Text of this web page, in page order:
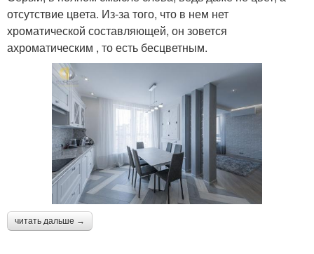
отсутствие цвета. Из-за того, что в нем нет
хроматической составляющей, он зовется
ахроматическим , то есть бесцветным.
читать дальше →